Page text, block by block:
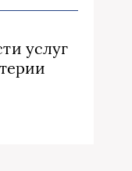
услуг